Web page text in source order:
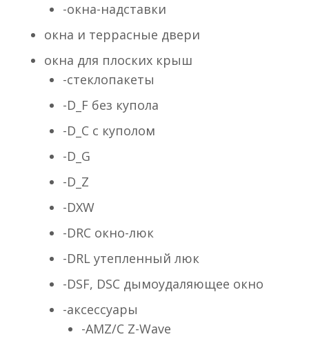
-окна-надставки
окна и террасные двери
окна для плоских крыш
-стеклопакеты
-D_F без купола
-D_С с куполом
-D_G
-D_Z
-DXW
-DRC окно-люк
-DRL утепленный люк
-DSF, DSC дымоудаляющее окно
-аксессуары
-AMZ/C Z-Wave